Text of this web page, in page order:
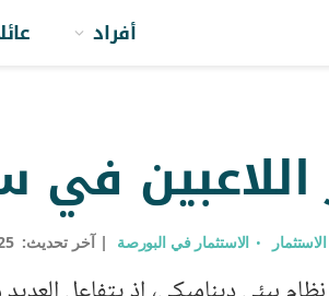
أفراد
في
الاستثمار الاستثمار في البورصة آخر تحديث: 29